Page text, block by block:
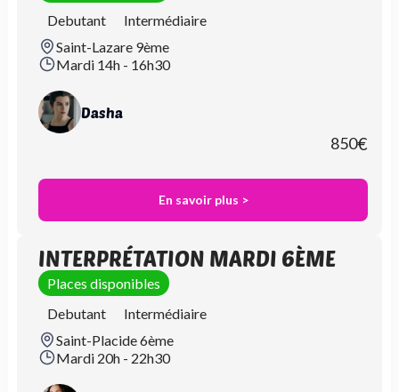
Debutant
Intermédiaire
Saint-Lazare 9ème
Mardi 14h - 16h30
Dasha
850€
En savoir plus >
INTERPRÉTATION MARDI 6ÈME
Places disponibles
Debutant
Intermédiaire
Saint-Placide 6ème
Mardi 20h - 22h30